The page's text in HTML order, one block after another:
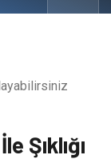
Şıklığı